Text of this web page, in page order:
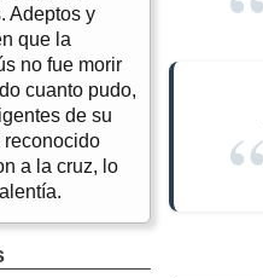
Adeptos y
que la
no fue morir
cuanto pudo,
de su
reconocido
a la cruz, lo